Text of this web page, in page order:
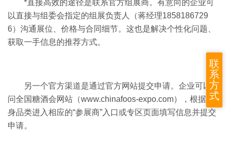
*直接高效的途径是联系官方组展商。有意向的企业可
以直接与组委会指定的组展负责人
（蒋经理1858186729
6） 沟通展位、价格与合同细节。这也是解决个性化问题、
获取一手信息的推荐方式。
另一个官方渠道是通过官方网站提交申请。企业可以访
问全国糖酒会网站 （www.chinafoos-expo.com）
，根据自
身品类进入相应的“参展商”入口或专区页面填写信息并提交
申请。
联
系
方
式